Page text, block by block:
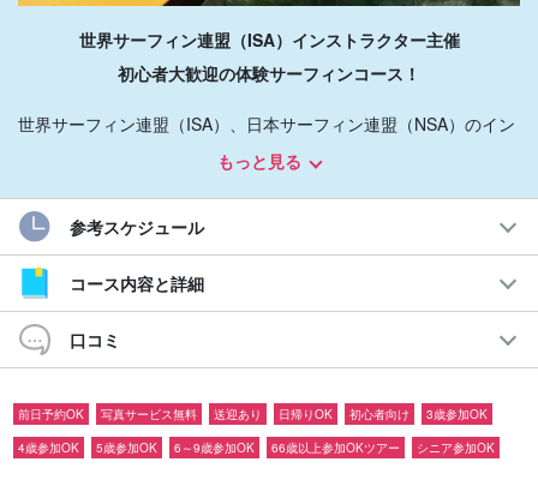
世界サーフィン連盟（ISA）インストラクター主催
初心者大歓迎の体験サーフィンコース！
世界サーフィン連盟（ISA）、日本サーフィン連盟（NSA）のイン
ストラクター資格保持者がしっかり教えられる環境が整っており
サーフボードの説明・パドリング〜テイクオフまで、しっかりと
インストラクターがサポートいたします。
もっと見る
参考スケジュール
コース内容と詳細
口コミ
前日予約OK 写真サービス無料 送迎あり 日帰りOK 初心者向け
3歳参加OK
4歳参加OK
5歳参加OK 6～9歳参加OK 66歳以上参加OKツアー シニア参加OK